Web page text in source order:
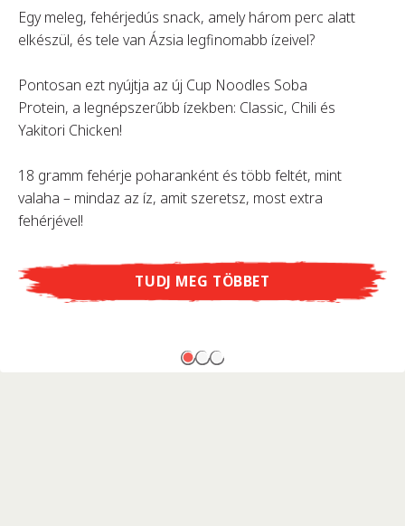
Egy meleg, fehérjedús snack, amely három perc alatt
elkészül, és tele van Ázsia legfinomabb ízeivel?
Pontosan ezt nyújtja az új Cup Noodles Soba
Protein, a legnépszerűbb ízekben: Classic, Chili és
Yakitori Chicken!
18 gramm fehérje poharanként és több feltét, mint
valaha – mindaz az íz, amit szeretsz, most extra
fehérjével!
TUDJ MEG TÖBBET